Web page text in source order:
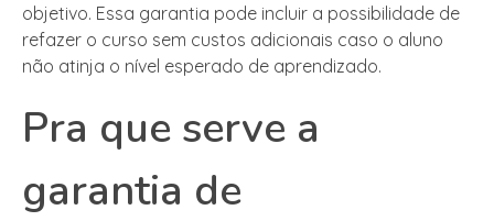
objetivo. Essa garantia pode incluir a possibilidade de
refazer o curso sem custos adicionais caso o aluno
não atinja o nível esperado de aprendizado.
Pra que serve a
garantia de